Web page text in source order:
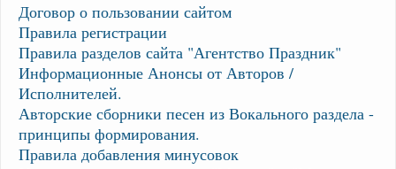
Договор о пользовании сайтом
Правила регистрации
Правила разделов сайта "Агентство Праздник"
Информационные Анонсы от Авторов /
Исполнителей.
Авторские сборники песен из Вокального раздела -
принципы формирования.
Правила добавления минусовок